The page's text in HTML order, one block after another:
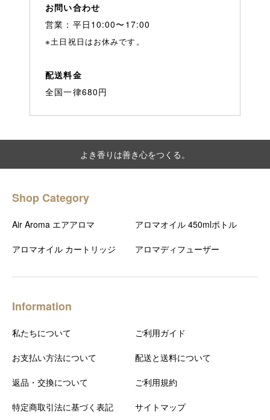
お問い合わせ
営業：平日10:00〜17:00
※土日祝日はお休みです。
配送料金
全国一律680円
よき香りは善き心をつくる。
Shop Category
Air Aroma エアアロマ アロマオイル 450mlボトル
アロマオイル カートリッジ アロマディフューザー
Information
私たちについて ご利用ガイド
お支払い方法について 配送と送料について
返品・交換について ご利用規約
特定商取引法に基づく表記 サイトマップ